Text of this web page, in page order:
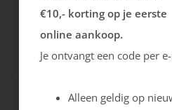
Ecco
Melbourne
119.99
€10,- korting op je eerste
online aankoop.
Je ontvangt een code per
Alleen geldig op